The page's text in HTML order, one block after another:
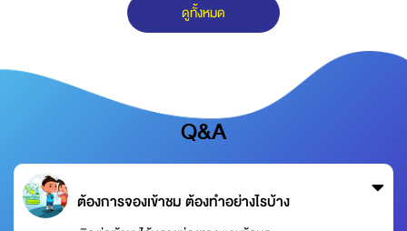
ดูทั้งหมด
Q&A
ต้องการจองเข้าชม ต้องทำอย่างไรบ้าง